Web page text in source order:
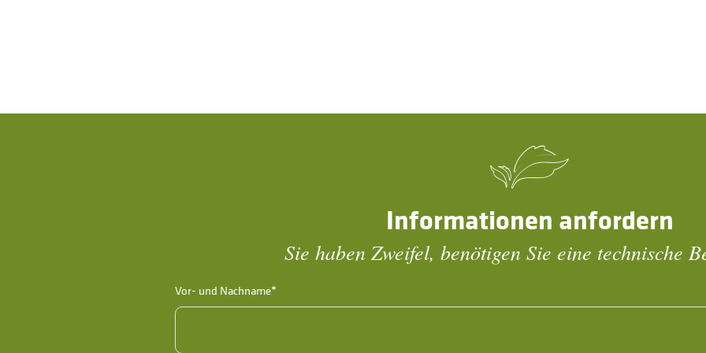
Informationen anfordern
Sie haben Zweifel, benötigen Sie eine technische
Vor- und Nachname*